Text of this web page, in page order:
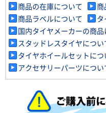
商品の在庫について
商品ラベルについて
国内タイヤメーカーの商品
スタッドレスタイヤについ
タイヤホイールセットにつ
アクセサリーパーツについ